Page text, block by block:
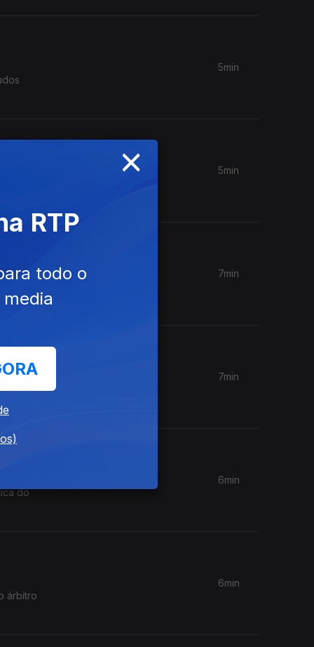
5min
5min
7min
de
7min
do
6min
árbitro
6min
×
RTP
todo o